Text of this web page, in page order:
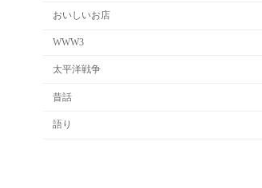
おいしいお店
WWW3
太平洋戦争
昔話
語り